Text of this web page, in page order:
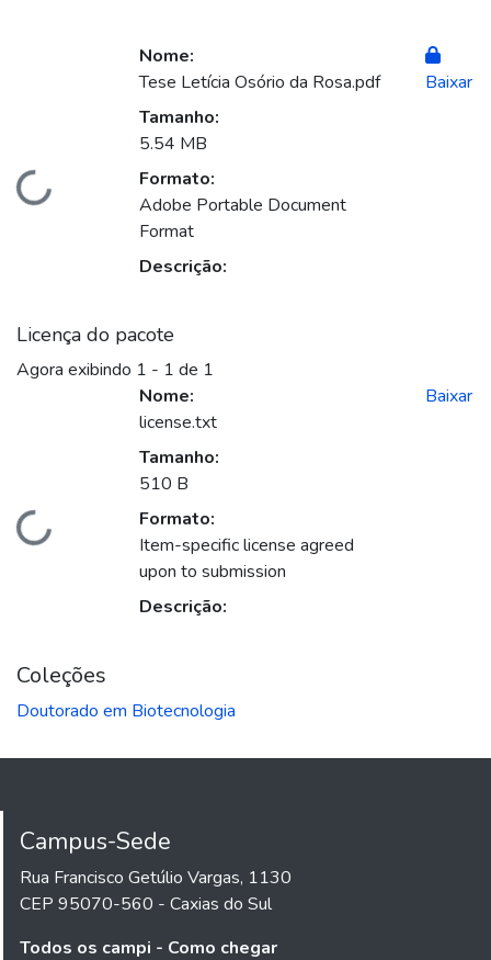
Carregando...
Nome:
Tese Letícia Osório da Rosa.pdf
Tamanho:
5.54 MB
Formato:
Adobe Portable Document
Format
Descrição:
Baixar
Licença do pacote
Agora exibindo 1 - 1 de 1
Carregando...
Nome:
license.txt
Tamanho:
510 B
Formato:
Item-specific license agreed
upon to submission
Descrição:
Baixar
Coleções
Doutorado em Biotecnologia
Campus-Sede
Rua Francisco Getúlio Vargas, 1130
CEP 95070-560 - Caxias do Sul
Todos os campi - Como chegar